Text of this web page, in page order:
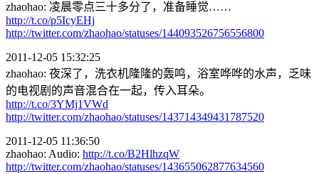
zhaohao: 凌晨零点三十多分了，准备睡觉……
http://t.co/p5IcyEHj
http://twitter.com/zhaohao/statuses/144093526756556800
2011-12-05 15:32:25
zhaohao: 夜深了，洗衣机隆隆的轰鸣，浴室哗哗的水声，乏味
的电视剧的声音混合在一起，传入耳朵。
http://t.co/3YMj1VWd
http://twitter.com/zhaohao/statuses/143714349431787520
2011-12-05 11:36:50
zhaohao: Audio: http://t.co/B2HlhzqW
http://twitter.com/zhaohao/statuses/143655062877634560